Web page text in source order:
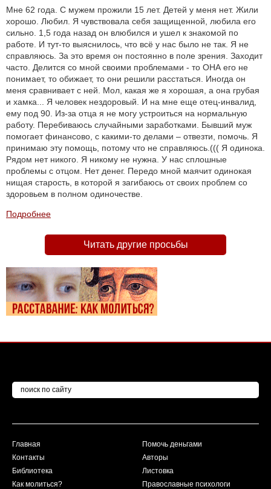
Мне 62 года. С мужем прожили 15 лет. Детей у меня нет. Жили
хорошо. Любил. Я чувствовала себя защищенной, любила его
сильно. 1,5 года назад он влюбился и ушел к знакомой по
работе. И тут-то выяснилось, что всё у нас было не так. Я не
справляюсь. За это время он постоянно в поле зрения. Заходит
часто. Делится со мной своими проблемами - то ОНА его не
понимает, то обижает, то они решили расстаться. Иногда он
меня сравнивает с ней. Мол, какая же я хорошая, а она грубая
и хамка... Я человек нездоровый. И на мне еще отец-инвалид,
ему под 90. Из-за отца я не могу устроиться на нормальную
работу. Перебиваюсь случайными заработками. Бывший муж
помогает финансово, с какими-то делами – отвезти, помочь. Я
принимаю эту помощь, потому что не справляюсь.((( Я одинока.
Рядом нет никого. Я никому не нужна. У нас сплошные
проблемы с отцом. Нет денег. Передо мной маячит одинокая
нищая старость, в которой я загибаюсь от своих проблем со
здоровьем в полном одиночестве.
Подробнее
Читать другие просьбы
Главная
Контакты
Библиотека
Как молиться?
Помочь деньгами
Авторы
Листовка
Православные психологи